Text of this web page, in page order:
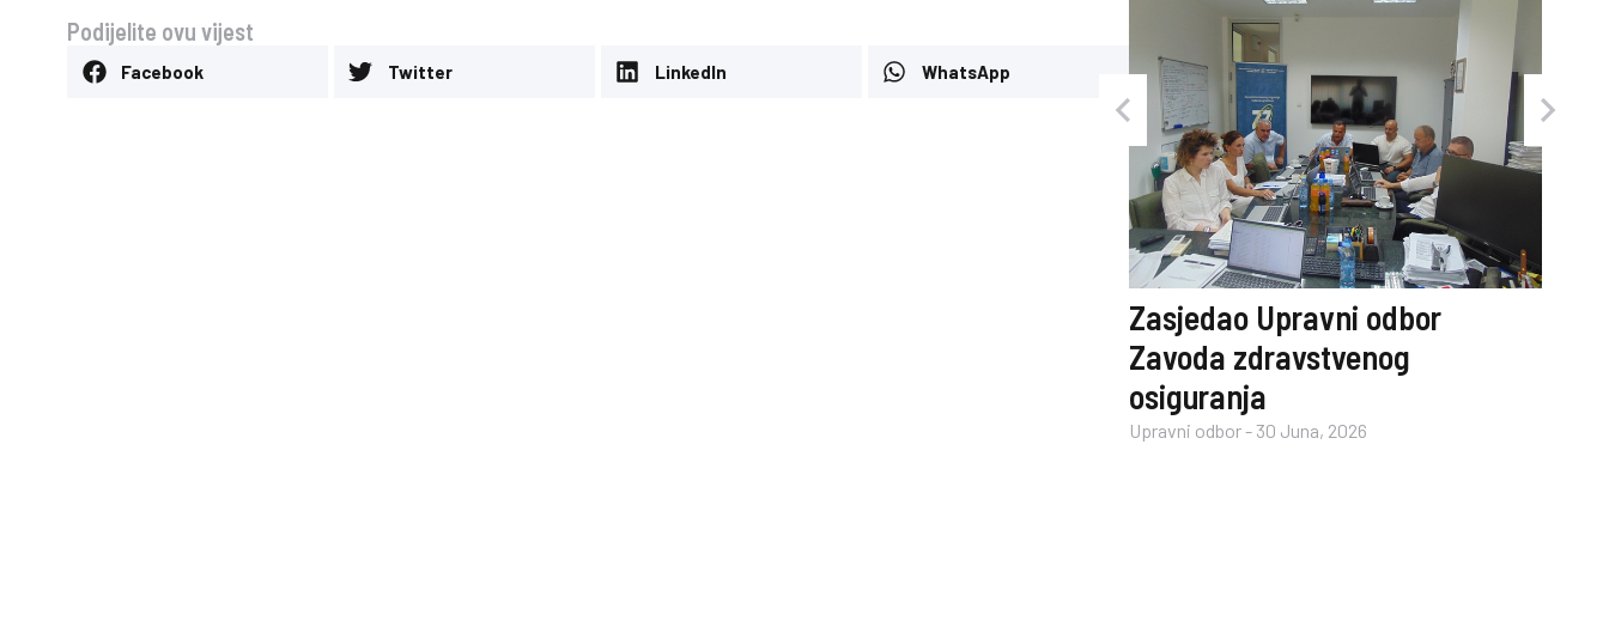
Podijelite ovu vijest
Facebook Twitter LinkedIn WhatsApp
Zasjedao Upravni odbor
Zavoda zdravstvenog
osiguranja
Upravni odbor- 30 Juna, 2026